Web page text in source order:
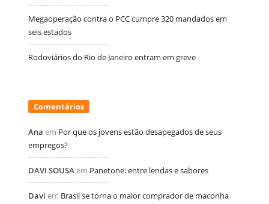
Megaoperação contra o PCC cumpre 320 mandados em
seis estados
Rodoviários do Rio de Janeiro entram em greve
Comentários
Ana em Por que os jovens estão desapegados de seus
empregos?
DAVI SOUSA em Panetone: entre lendas e sabores
Davi em Brasil se torna o maior comprador de maconha